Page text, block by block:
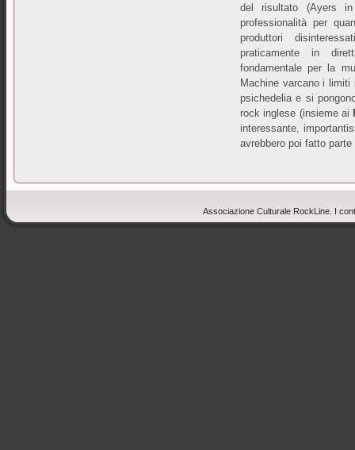
del risultato (Ayers
professionalità per
produttori
praticamente in
fondamentale per la
Machine varcano i
psichedelia e si
rock inglese (insieme ai
interessante,
avrebbero poi fatto
Associazione Culturale RockLine. I